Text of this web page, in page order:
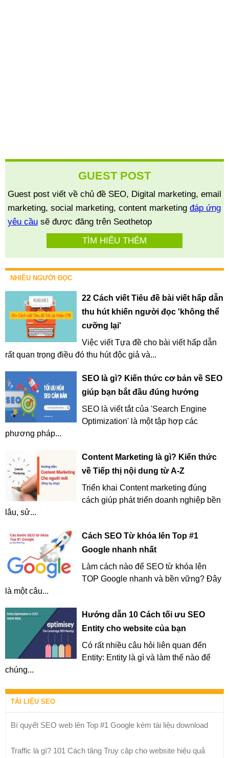
GUEST POST
Guest post viết về chủ đề SEO, Digital marketing, email
marketing, social marketing, content marketing đáp ứng
yêu cầu sẽ được đăng trên Seothetop
TÌM HIỂU THÊM
NHIỀU NGƯỜI ĐỌC
22 Cách viết Tiêu đề bài viết hấp dẫn
thu hút khiến người đọc 'không thể
cưỡng lại'
Việc viết Tựa đề cho bài viết hấp dẫn
rất quan trọng điều đó thu hút độc giả và...
SEO là gì? Kiến thức cơ bản về SEO
giúp bạn bắt đầu đúng hướng
SEO là viết tắt của 'Search Engine
Optimization' là một tập hợp các
phương pháp...
Content Marketing là gì? Kiến thức
về Tiếp thị nội dung từ A-Z
Triển khai Content marketing đúng
cách giúp phát triển doanh nghiệp bền
lâu, sử...
Cách SEO Từ khóa lên Top #1
Google nhanh nhất
Làm cách nào để SEO từ khóa lên
TOP Google nhanh và bền vững? Đây
là một câu...
Hướng dẫn 10 Cách tối ưu SEO
Entity cho website của bạn
Có rất nhiều câu hỏi liên quan đến
Entity: Entity là gì và làm thế nào để
chúng...
TÀI LIỆU SEO
Bí quyết SEO web lên Top #1 Google kèm tài liệu download
Traffic là gì? 101 Cách tăng Truy cập cho website hiệu quả